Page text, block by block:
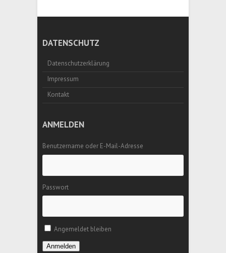
DATENSCHUTZ
Datenschutzerklärung
Impressum
Kontakt
ANMELDEN
Benutzername oder E-Mail-Adresse
Passwort
Angemeldet bleiben
Anmelden